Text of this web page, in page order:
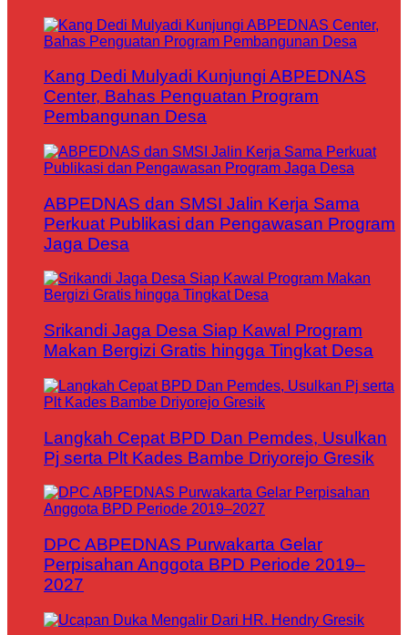
Kang Dedi Mulyadi Kunjungi ABPEDNAS
Center, Bahas Penguatan Program
Pembangunan Desa
ABPEDNAS dan SMSI Jalin Kerja Sama
Perkuat Publikasi dan Pengawasan Program
Jaga Desa
Srikandi Jaga Desa Siap Kawal Program
Makan Bergizi Gratis hingga Tingkat Desa
Langkah Cepat BPD Dan Pemdes, Usulkan
Pj serta Plt Kades Bambe Driyorejo Gresik
DPC ABPEDNAS Purwakarta Gelar
Perpisahan Anggota BPD Periode 2019–
2027